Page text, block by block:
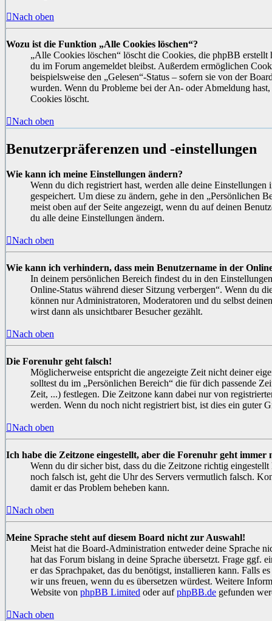
Nach oben
Wozu ist die Funktion „Alle Cookies löschen“?
„Alle Cookies löschen“ löscht die Cookies, die phpBB erstellt
du im Forum angemeldet bleibst. Außerdem ermöglichen
beispielsweise den „Gelesen“-Status – sofern sie von der
wurden. Wenn du Probleme bei der An- oder Abmeldung
Cookies löscht.
Nach oben
Benutzerpräferenzen und -einstellungen
Wie kann ich meine Einstellungen ändern?
Wenn du dich registriert hast, werden alle deine Einstellungen
gespeichert. Um diese zu ändern, gehe in den „Persönlichen
meist oben auf der Seite angezeigt, wenn du auf deinen
du alle deine Einstellungen ändern.
Nach oben
Wie kann ich verhindern, dass mein Benutzername in der
In deinem persönlichen Bereich findest du in den
Online-Status während dieser Sitzung verbergen“. Wenn du
können nur Administratoren, Moderatoren und du selbst
wirst dann als unsichtbarer Besucher gezählt.
Nach oben
Die Forenuhr geht falsch!
Möglicherweise entspricht die angezeigte Zeit nicht deiner
solltest du im „Persönlichen Bereich“ die für dich passende
Zeit, ...) festlegen. Die Zeitzone kann dabei nur von
werden. Wenn du noch nicht registriert bist, ist dies ein guter
Nach oben
Ich habe die Zeitzone eingestellt, aber die Forenuhr geht immer
Wenn du dir sicher bist, dass du die Zeitzone richtig
noch falsch ist, geht die Uhr des Servers vermutlich falsch.
damit er das Problem beheben kann.
Nach oben
Meine Sprache steht auf diesem Board nicht zur Auswahl!
Meist hat die Board-Administration entweder deine Sprache
hat das Forum bislang in deine Sprache übersetzt. Frage ggf.
er das Sprachpaket, das du benötigst, installieren kann. Falls
wir uns freuen, wenn du es übersetzen würdest. Weitere
Website von phpBB Limited oder aufphpBB.de gefunden
Nach oben